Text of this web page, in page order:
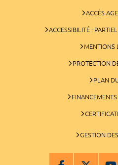
ACCÈS
ACCESSIBILITÉ :
MENTIONS
PROTECTION
PLAN
GESTION